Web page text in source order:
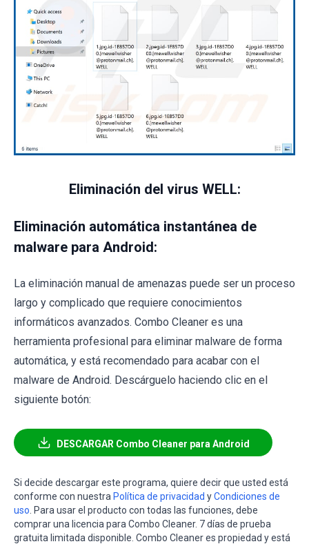
Eliminación del virus WELL:
Eliminación automática instantánea de
malware para Android:
La eliminación manual de amenazas puede ser un proceso
largo y complicado que requiere conocimientos
informáticos avanzados. Combo Cleaner es una
herramienta profesional para eliminar malware de forma
automática, y está recomendado para acabar con el
malware de Android. Descárguelo haciendo clic en el
siguiente botón:
DESCARGAR Combo Cleaner para Android
Si decide descargar este programa, quiere decir que usted está
conforme con nuestra Política de privacidad yCondiciones de
uso . Para usar el producto con todas las funciones, debe
comprar una licencia para Combo Cleaner. 7 días de prueba
gratuita limitada disponible. Combo Cleaner es propiedad y está